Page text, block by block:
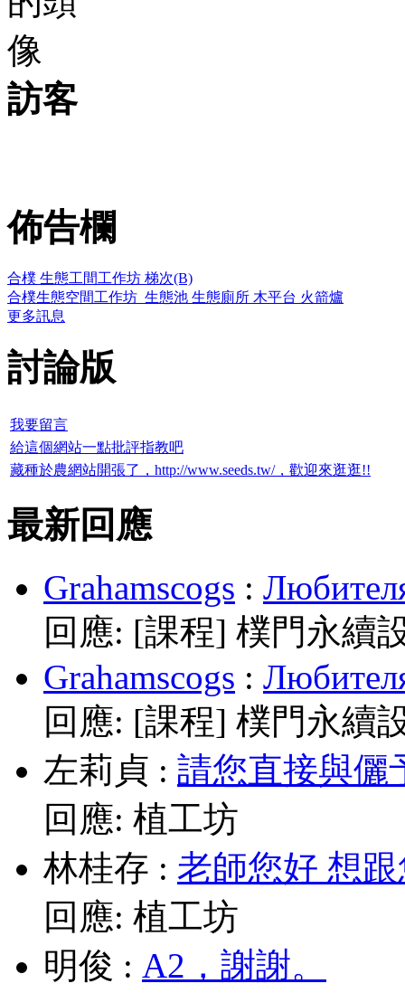
訪客
佈告欄
合樸 生態工間工作坊 梯次(B)
合樸生態空間工作坊_生態池 生態廁所 木平台 火箭爐
更多訊息
討論版
我要留言
給這個網站一點批評指教吧
藏種於農網站開張了，http://www.seeds.tw/，歡迎來逛逛!!
最新回應
Grahamscogs :
回應: [課程] 樸門永續
Grahamscogs :
回應: [課程] 樸門永續
左莉貞 : 請您直接與儷
回應: 植工坊
林桂存 : 老師您好 想
回應: 植工坊
明俊 : A2，謝謝。